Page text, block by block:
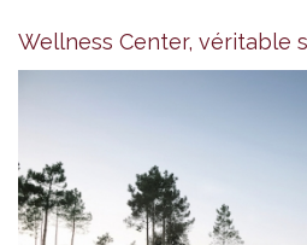
Wellness Center, véritable